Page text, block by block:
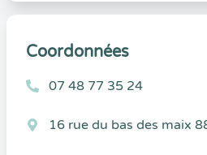
Coordonnées
07 48 77 35 24
16 rue du bas des maix